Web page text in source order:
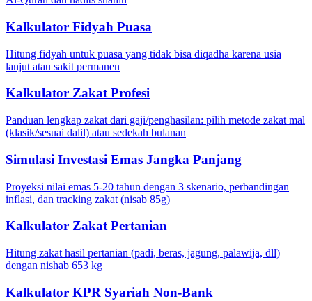
Kalkulator Fidyah Puasa
Hitung fidyah untuk puasa yang tidak bisa diqadha karena usia
lanjut atau sakit permanen
Kalkulator Zakat Profesi
Panduan lengkap zakat dari gaji/penghasilan: pilih metode zakat mal
(klasik/sesuai dalil) atau sedekah bulanan
Simulasi Investasi Emas Jangka Panjang
Proyeksi nilai emas 5-20 tahun dengan 3 skenario, perbandingan
inflasi, dan tracking zakat (nisab 85g)
Kalkulator Zakat Pertanian
Hitung zakat hasil pertanian (padi, beras, jagung, palawija, dll)
dengan nishab 653 kg
Kalkulator KPR Syariah Non-Bank